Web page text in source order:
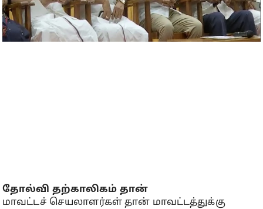
தோல்வி தற்காலிகம் தான்
மாவட்டச் செயலாளர்கள் தான் மாவட்டத்துக்கு